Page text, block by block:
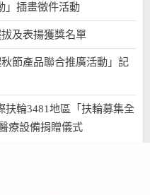
」插畫徵件活動
及表揚獲獎名單
節產品聯合推廣活動」記
扶輪3481地區「扶輪募集全
療設備捐贈儀式